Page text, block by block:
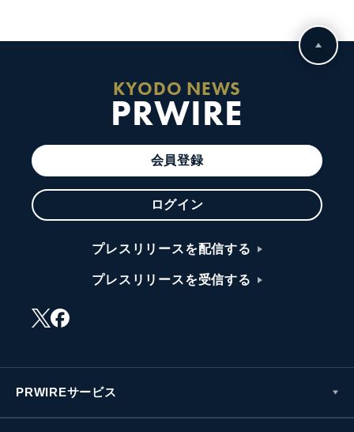
KYODO NEWS
PRWIRE
会員登録
ログイン
プレスリリースを配信する
プレスリリースを受信する
PRWIREサービス